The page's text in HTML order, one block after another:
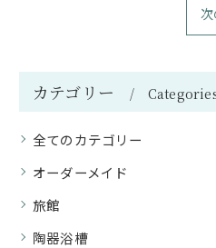
カテゴリー
全てのカテゴリー
オーダーメイド
旅館
陶器浴槽